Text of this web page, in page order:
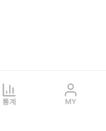
통계 MY